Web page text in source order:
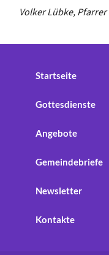
Volker Lübke,
Startseite
Gottesdienste
Angebote
Gemeindebriefe
Newsletter
Kontakte